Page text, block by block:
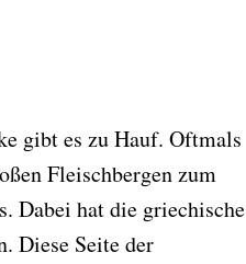
gibt es zu Hauf. Oftmals
Fleischbergen zum
Dabei hat die griechische
Diese Seite der